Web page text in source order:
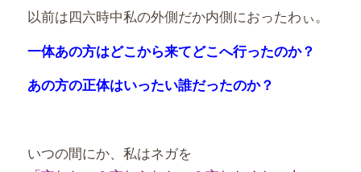
以前は四六時中私の外側だか内側におったわぃ。
一体あの方はどこから来てどこへ行ったのか？
あの方の正体はいったい誰だったのか？
いつの間にか、私はネガを